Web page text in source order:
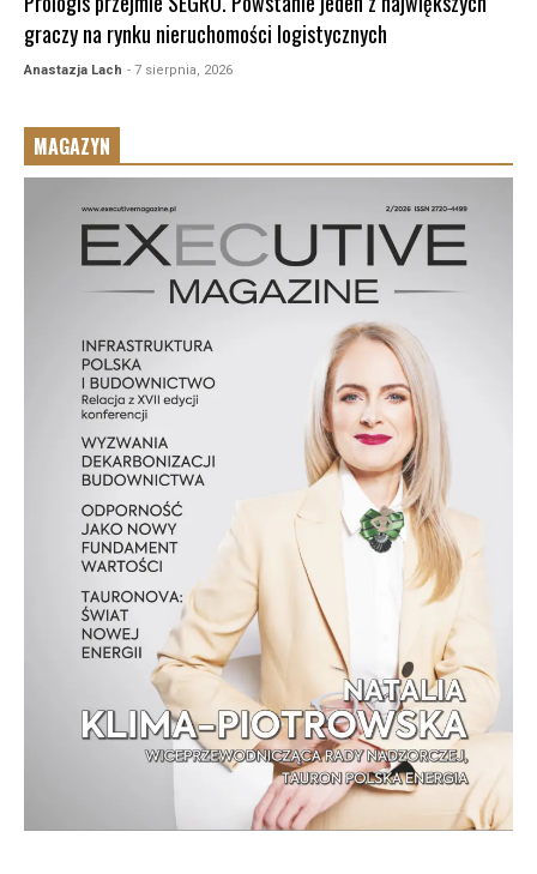
graczy na rynku nieruchomości logistycznych
Anastazja Lach - 7 sierpnia, 2026
MAGAZYN